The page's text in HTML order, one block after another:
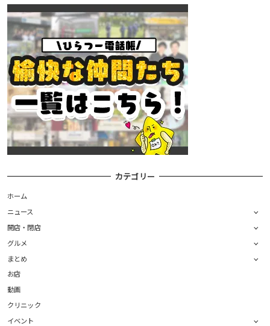
カテゴリー
ホーム
ニュース
開店・閉店
グルメ
まとめ
お店
動画
クリニック
イベント